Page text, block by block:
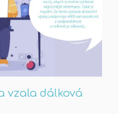
vzala dálková